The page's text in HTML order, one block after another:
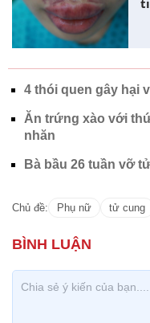
4 thói quen gây hại
Ăn trứng xào với thứ
nhăn
Bà bầu 26 tuần vỡ
Chủ đề: Phụ nữ tử cung